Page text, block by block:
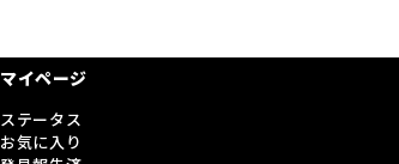
マイページ
ステータス
お気に入り